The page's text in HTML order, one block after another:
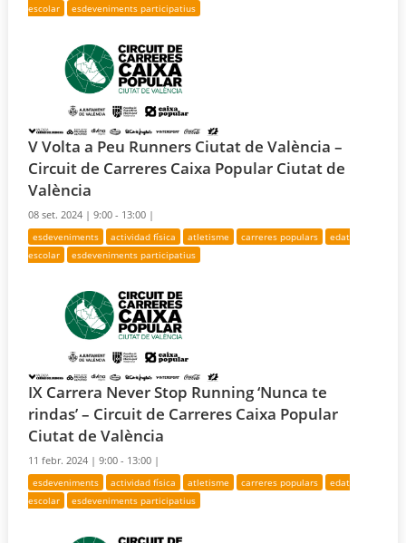
escolar
esdeveniments participatius
V Volta a Peu Runners Ciutat de València –
Circuit de Carreres Caixa Popular Ciutat de
València
08 set. 2024 |9:00 - 13:00 |
esdeveniments actividad física atletisme carreres populars
edat
escolar
esdeveniments participatius
IX Carrera Never Stop Running ‘Nunca te
rindas’ – Circuit de Carreres Caixa Popular
Ciutat de València
11 febr. 2024 |9:00 - 13:00 |
esdeveniments actividad física atletisme carreres populars
edat
escolar
esdeveniments participatius